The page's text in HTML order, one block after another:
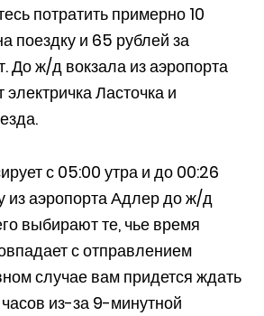
потратить примерно 10
поездку и 65 рублей за
До ж/д вокзала из аэропорта
Ласточка и
с 05:00 утра и до 00:26
из аэропорта Адлер до ж/д
выбирают те, чье время
с отправлением
случае вам придется ждать
из-за 9-минутной